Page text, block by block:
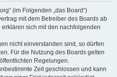
(im Folgenden „das Board“)
mit dem Betreiber des Boards ab
erklären sich mit den nachfolgenden
nicht einverstanden sind, so dürfen
Für die Nutzung des Boards gelten
Regelungen.
Zeit geschlossen und kann